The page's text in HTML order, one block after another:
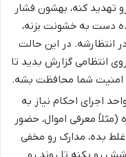
تهدید کنه، بهشون فشار
دست به خشونت بزنه،
انتظارشه. در این حالت
انتظامی گزارش بدید تا
امنیت شما محافظت بشه.
واحد اجرای احکام نیاز به
معرفی اموال، حضور
بده، مدارک رو مخفی